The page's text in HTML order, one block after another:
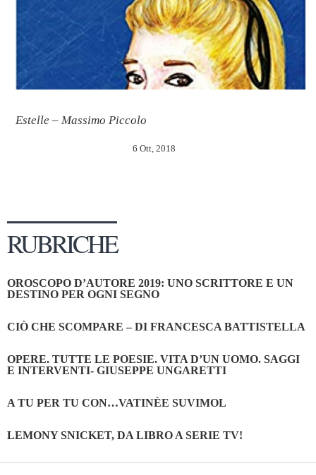
Estelle – Massimo Piccolo
6 Ott, 2018
RUBRICHE
OROSCOPO D’AUTORE 2019: UNO SCRITTORE E UN
DESTINO PER OGNI SEGNO
CIÒ CHE SCOMPARE – DI FRANCESCA BATTISTELLA
OPERE. TUTTE LE POESIE. VITA D’UN UOMO. SAGGI
E INTERVENTI- GIUSEPPE UNGARETTI
A TU PER TU CON…VATINÈE SUVIMOL
LEMONY SNICKET, DA LIBRO A SERIE TV!